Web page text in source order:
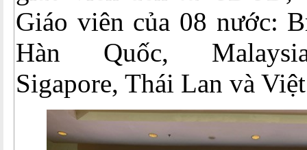
Giáo viên của 08 nước:
Hàn Quốc,
Sigapore, Thái Lan và